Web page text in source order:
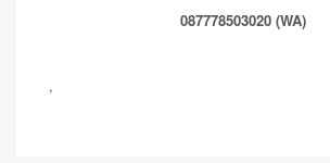
087778503020 (WA)
,